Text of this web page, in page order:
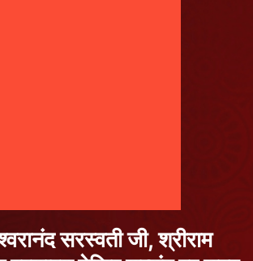
सरस्वती जी, श्रीराम